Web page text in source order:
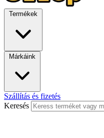
Termékek
Márkáink
Szállítás és fizetés
Keresés